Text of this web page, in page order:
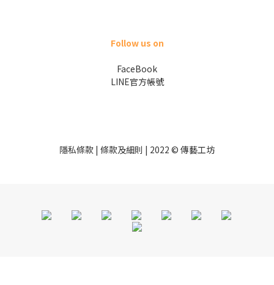
Follow us on
FaceBook
LINE官方帳號
隱私條款 | 條款及細則 | 2022 © 傳藝工坊